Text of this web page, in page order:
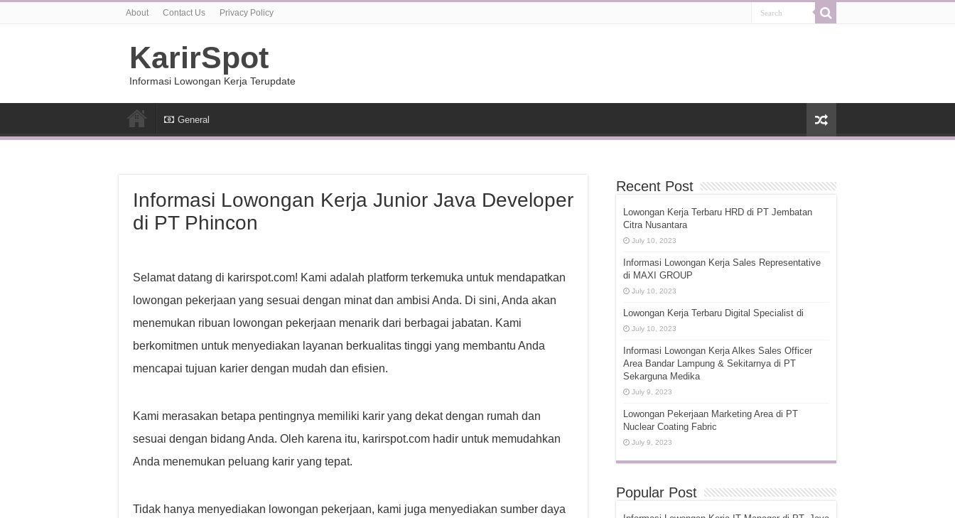
About Contact Us Privacy Policy
KarirSpot
Informasi Lowongan Kerja Terupdate
General
Informasi Lowongan Kerja Junior Java Developer
di PT Phincon
Selamat datang di karirspot.com! Kami adalah platform terkemuka untuk mendapatkan
lowongan pekerjaan yang sesuai dengan minat dan ambisi Anda. Di sini, Anda akan
menemukan ribuan lowongan pekerjaan menarik dari berbagai jabatan. Kami
berkomitmen untuk menyediakan layanan berkualitas tinggi yang membantu Anda
mencapai tujuan karier dengan mudah dan efisien.
Kami merasakan betapa pentingnya memiliki karir yang dekat dengan rumah dan
sesuai dengan bidang Anda. Oleh karena itu, karirspot.com hadir untuk memudahkan
Anda menemukan peluang karir yang tepat.
Tidak hanya menyediakan lowongan pekerjaan, kami juga menyediakan sumber daya
Recent Post
Lowongan Kerja Terbaru HRD di PT Jembatan
Citra Nusantara
July 10, 2023
Informasi Lowongan Kerja Sales Representative
di MAXI GROUP
July 10, 2023
Lowongan Kerja Terbaru Digital Specialist di
July 10, 2023
Informasi Lowongan Kerja Alkes Sales Officer
Area Bandar Lampung & Sekitarnya di PT
Sekarguna Medika
July 9, 2023
Lowongan Pekerjaan Marketing Area di PT
Nuclear Coating Fabric
July 9, 2023
Popular Post